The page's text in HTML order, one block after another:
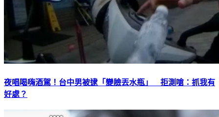
夜唱喝嗨酒駕！台中男被逮「變臉丟水瓶」 拒測嗆：抓我有
好處？